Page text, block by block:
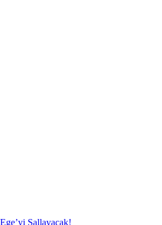
Sallayacak!